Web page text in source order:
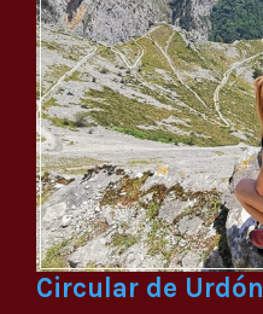
Circular de Urdón